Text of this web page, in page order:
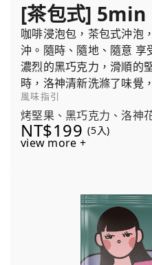
[茶包式] 5min
咖啡浸泡包，茶包式沖泡
沖。隨時、隨地、隨意 享
濃烈的黑巧克力，滑順的
時，洛神清新洗滌了味覺
風味指引
烤堅果、黑巧克力、洛神
NT$199 (5入)
view more +